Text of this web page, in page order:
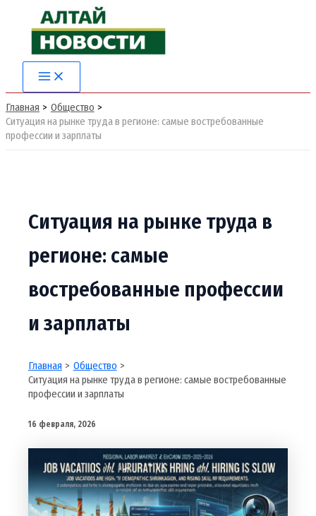
содержимому
Main
Menu
Главная
Общество
Ситуация на рынке труда в регионе: самые востребованные
профессии и зарплаты
Ситуация на рынке труда в
регионе: самые
востребованные профессии
и зарплаты
Главная
Общество
Ситуация на рынке труда в регионе: самые востребованные
профессии и зарплаты
16 февраля, 2026